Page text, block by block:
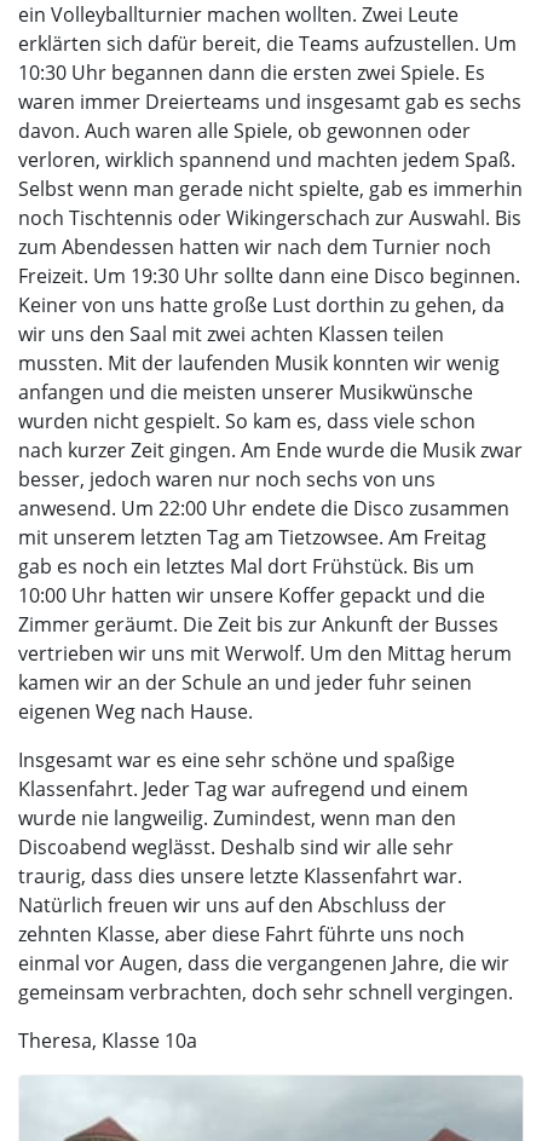
ein Volleyballturnier machen wollten. Zwei Leute
erklärten sich dafür bereit, die Teams aufzustellen. Um
10:30 Uhr begannen dann die ersten zwei Spiele. Es
waren immer Dreierteams und insgesamt gab es sechs
davon. Auch waren alle Spiele, ob gewonnen oder
verloren, wirklich spannend und machten jedem Spaß.
Selbst wenn man gerade nicht spielte, gab es immerhin
noch Tischtennis oder Wikingerschach zur Auswahl. Bis
zum Abendessen hatten wir nach dem Turnier noch
Freizeit. Um 19:30 Uhr sollte dann eine Disco beginnen.
Keiner von uns hatte große Lust dorthin zu gehen, da
wir uns den Saal mit zwei achten Klassen teilen
mussten. Mit der laufenden Musik konnten wir wenig
anfangen und die meisten unserer Musikwünsche
wurden nicht gespielt. So kam es, dass viele schon
nach kurzer Zeit gingen. Am Ende wurde die Musik zwar
besser, jedoch waren nur noch sechs von uns
anwesend. Um 22:00 Uhr endete die Disco zusammen
mit unserem letzten Tag am Tietzowsee. Am Freitag
gab es noch ein letztes Mal dort Frühstück. Bis um
10:00 Uhr hatten wir unsere Koffer gepackt und die
Zimmer geräumt. Die Zeit bis zur Ankunft der Busses
vertrieben wir uns mit Werwolf. Um den Mittag herum
kamen wir an der Schule an und jeder fuhr seinen
eigenen Weg nach Hause.
Insgesamt war es eine sehr schöne und spaßige
Klassenfahrt. Jeder Tag war aufregend und einem
wurde nie langweilig. Zumindest, wenn man den
Discoabend weglässt. Deshalb sind wir alle sehr
traurig, dass dies unsere letzte Klassenfahrt war.
Natürlich freuen wir uns auf den Abschluss der
zehnten Klasse, aber diese Fahrt führte uns noch
einmal vor Augen, dass die vergangenen Jahre, die wir
gemeinsam verbrachten, doch sehr schnell vergingen.
Theresa, Klasse 10a